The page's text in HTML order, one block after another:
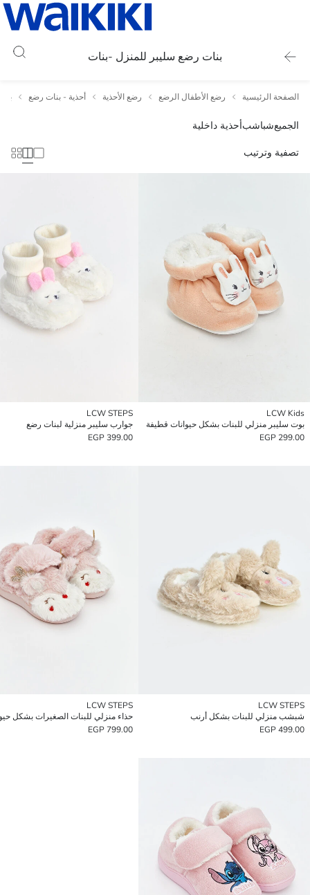
بنات رضع سليبر للمنزل -بنات
الصفحة الرئيسية رضع الأطفال الرضع رضع الأحذية أحذية - بنات رضع
الجميعشباشبأحذية داخلية
تصفية وترتيب
LCW Kids
بوت سليبر منزلي للبنات بشكل حيوانات قطيفة
299.00 EGP
LCW STEPS
جوارب سليبر منزلية لبنات رضع
399.00 EGP
LCW STEPS
شبشب منزلي للبنات بشكل أرنب
499.00 EGP
LCW STEPS
حذاء منزلي للبنات الصغيرات بشكل
799.00 EGP